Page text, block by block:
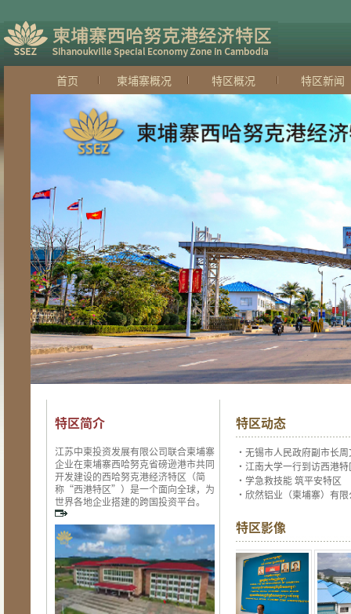
首页 柬埔寨概况 特区概况 特区新闻
特区简介
江苏中柬投资发展有限公司联合柬埔寨
企业在柬埔寨西哈努克省磅逊港市共同
开发建设的西哈努克港经济特区（简
称“西港特区”）是一个面向全球，为
世界各地企业搭建的跨国投资平台。
特区动态
· 无锡市人民政府副市长
· 江南大学一行到访西港
· 学急救技能 筑平安特区
· 欣然铝业（柬埔寨）有
特区影像